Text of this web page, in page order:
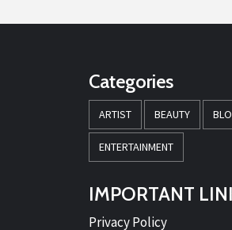
Categories
ARTIST BEAUTY
ENTERTAINMENT
IMPORTANT
Privacy Policy